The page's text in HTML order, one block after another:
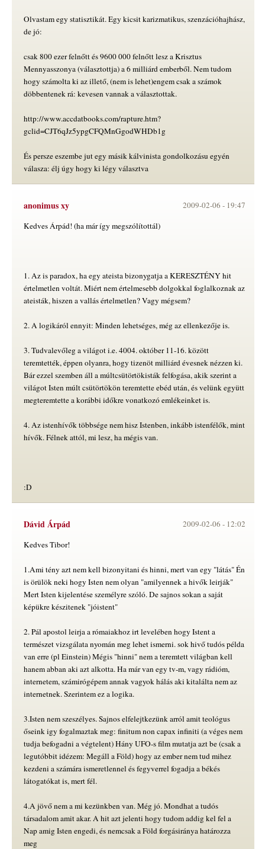
Olvastam egy statisztikát. Egy kicsit karizmatikus, szenzációhajhász,
de jó:
csak 800 ezer felnőtt és 9600 000 felnőtt lesz a Krisztus
Mennyasszonya (választottja) a 6 milliárd emberből. Nem tudom
hogy számolta ki az illető, (nem is lehet)engem csak a számok
döbbentenek rá: kevesen vannak a választottak.
http://www.accdatbooks.com/rapture.htm?
gclid=CJT6qJz5ypgCFQMnGgodWHDb1g
És persze eszembe jut egy másik kálvinista gondolkozásu egyén
válasza: élj úgy hogy ki légy választva
anonimus xy 2009-02-06 - 19:47
Kedves Árpád! (ha már így megszólítottál)
1. Az is paradox, ha egy ateista bizonygatja a KERESZTÉNY hit
értelmetlen voltát. Miért nem értelmesebb dolgokkal foglalkoznak az
ateisták, hiszen a vallás értelmetlen? Vagy mégsem?
2. A logikáról ennyit: Minden lehetséges, még az ellenkezője is.
3. Tudvalevőleg a világot i.e. 4004. október 11-16. között
teremtették, éppen olyanra, hogy tizenöt milliárd évesnek nézzen ki.
Bár ezzel szemben áll a múltcsütörtökisták felfogása, akik szerint a
világot Isten múlt csütörtökön teremtette ebéd után, és velünk együtt
megteremtette a korábbi időkre vonatkozó emlékeinket is.
4. Az istenhívők többsége nem hisz Istenben, inkább istenfélők, mint
hívők. Félnek attól, mi lesz, ha mégis van.
:D
Dávid Árpád 2009-02-06 - 12:02
Kedves Tibor!
1.Ami tény azt nem kell bizonyitani és hinni, mert van egy "látás" Én
is örülök neki hogy Isten nem olyan "amilyennek a hivők leirják"
Mert Isten kijelentése személyre szóló. De sajnos sokan a saját
képükre készitenek "jóistent"
2. Pál apostol leirja a rómaiakhoz irt levelében hogy Istent a
természet vizsgálata nyomán meg lehet ismerni. sok hivő tudós példa
van erre (pl Einstein) Mégis "hinni" nem a teremtett világban kell
hanem abban aki azt alkotta. Ha már van egy tv-m, vagy rádióm,
internetem, számirógépem annak vagyok hálás aki kitalálta nem az
internetnek. Szerintem ez a logika.
3.Isten nem szeszélyes. Sajnos elfelejtkezünk arról amit teológus
őseink igy fogalmaztak meg: finitum non capax infiniti (a véges nem
tudja befogadni a végtelent) Hány UFO-s film mutatja azt be (csak a
legutóbbit idézem: Megáll a Föld) hogy az ember nem tud mihez
kezdeni a számára ismeretlennel és fegyverrel fogadja a békés
látogatókat is, mert fél.
4.A jövő nem a mi kezünkben van. Még jó. Mondhat a tudós
társadalom amit akar. A hit azt jelenti hogy tudom addig kel fel a
Nap amig Isten engedi, és nemcsak a Föld forgásiránya határozza
meg